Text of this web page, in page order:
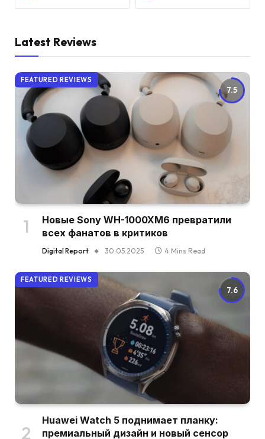
Latest Reviews
7.5
FEATURED REVIEWS
Новые Sony WH-1000XM6 превратили
всех фанатов в критиков
Digital Report 30.05.2025 4 Mins Read
7.6
FEATURED REVIEWS
Huawei Watch 5 поднимает планку:
премиальный дизайн и новый сенсор